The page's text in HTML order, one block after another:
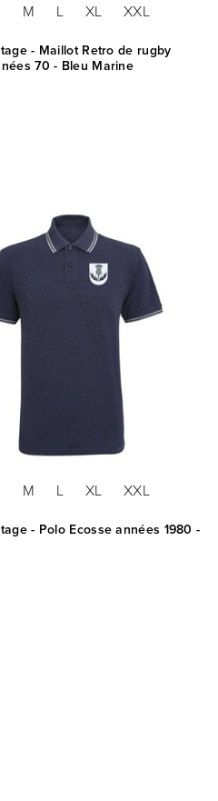
M L XL XXL
- Maillot Retro de rugby
70 - Bleu Marine
M L XL XXL
- Polo Ecosse années 1980 -